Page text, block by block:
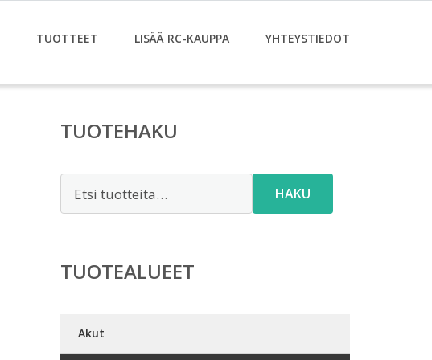
TUOTTEET LISÄÄ RC-KAUPPA YHTEYSTIEDOT
TUOTEHAKU
HAKU
TUOTEALUEET
Akut